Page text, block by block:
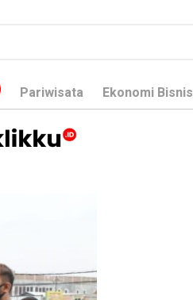
Pariwisata Ekonomi Bisnis